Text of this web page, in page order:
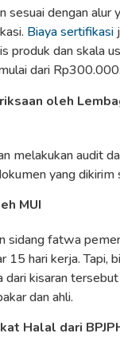
sesuai dengan alur
Biaya sertifikasi
produk dan skala
dari Rp300.000.
oleh
melakukan audit
yang dikirim
MUI
sidang fatwa
15 hari kerja. Tapi,
kisaran
dan ahli.
Halal dari